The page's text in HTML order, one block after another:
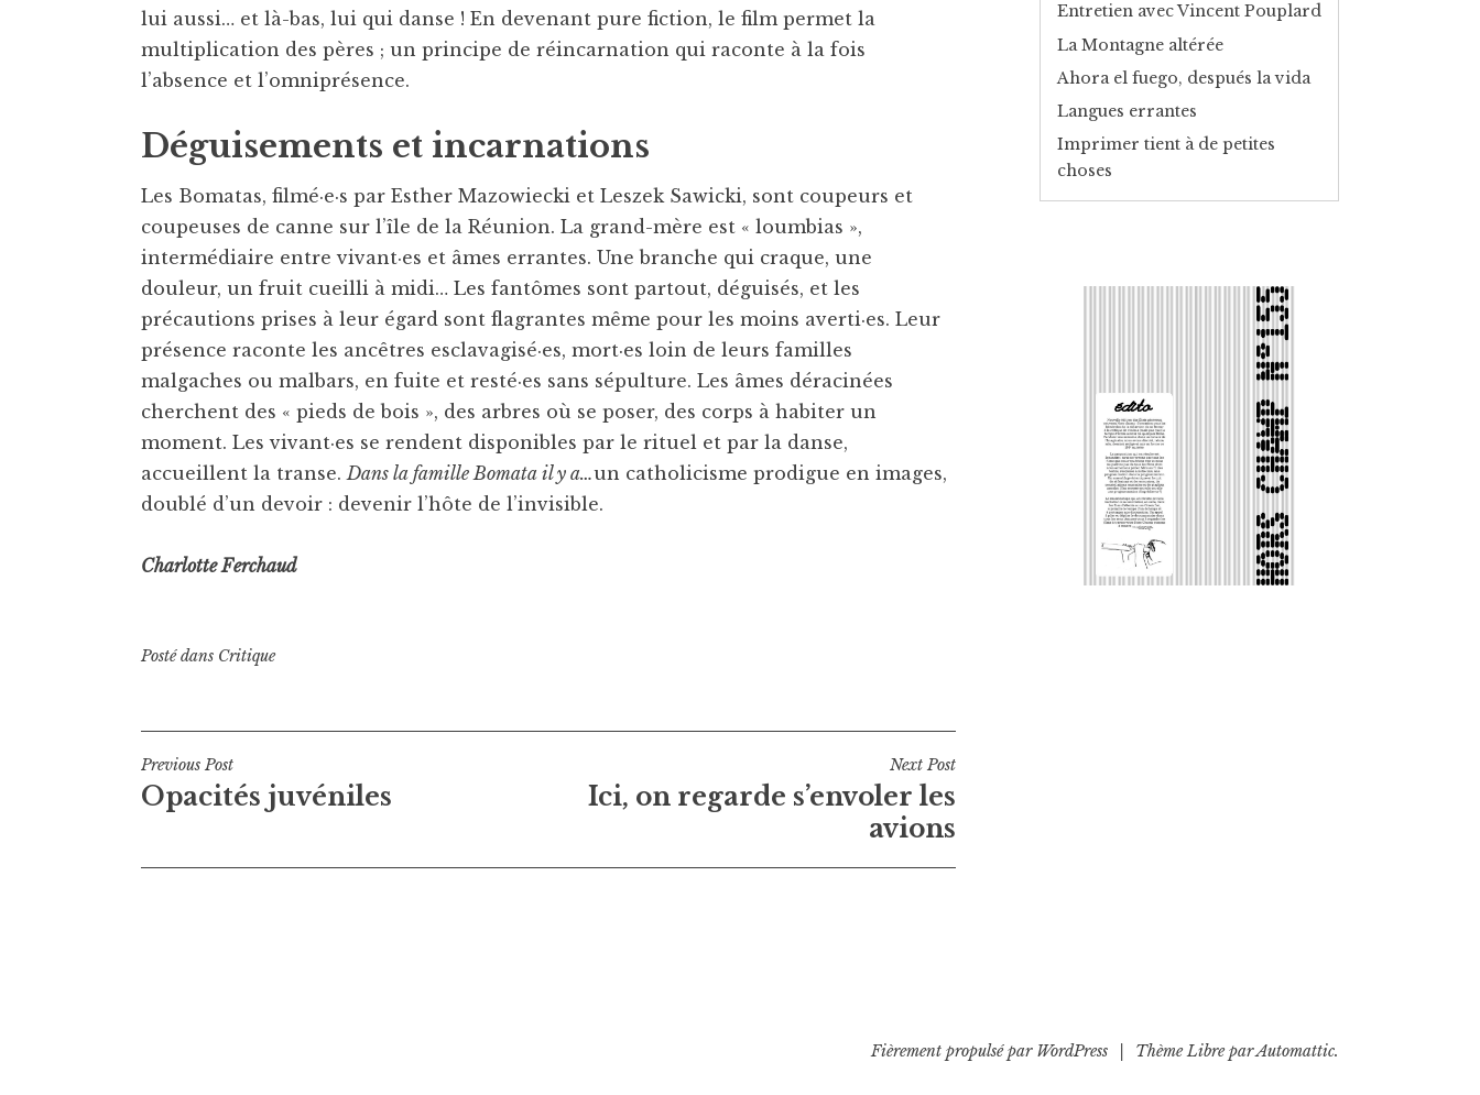
lui aussi… et là-bas, lui qui danse ! En devenant pure fiction, le film permet la
multiplication des pères ; un principe de réincarnation qui raconte à la fois
l’absence et l’omniprésence.
Déguisements et incarnations
Les Bomatas, filmé·e·s par Esther Mazowiecki et Leszek Sawicki, sont coupeurs et
coupeuses de canne sur l’île de la Réunion. La grand-mère est « loumbias »,
intermédiaire entre vivant·es et âmes errantes. Une branche qui craque, une
douleur, un fruit cueilli à midi… Les fantômes sont partout, déguisés, et les
précautions prises à leur égard sont flagrantes même pour les moins averti·es. Leur
présence raconte les ancêtres esclavagisé·es, mort·es loin de leurs familles
malgaches ou malbars, en fuite et resté·es sans sépulture. Les âmes déracinées
cherchent des « pieds de bois », des arbres où se poser, des corps à habiter un
moment. Les vivant·es se rendent disponibles par le rituel et par la danse,
accueillent la transe.Dans la famille Bomata il y a…un catholicisme prodigue en images,
doublé d’un devoir : devenir l’hôte de l’invisible.
Charlotte Ferchaud
Posté dans Critique
Navigation
de
Previous Post
Opacités juvéniles
Next Post
Ici, on regarde s’envoler les
avions
Entretien avec Vincent Pouplard
La Montagne altérée
Ahora el fuego, después la vida
Langues errantes
Imprimer tient à de petites
choses
Fièrement propulsé par WordPress Thème Libre parAutomattic.